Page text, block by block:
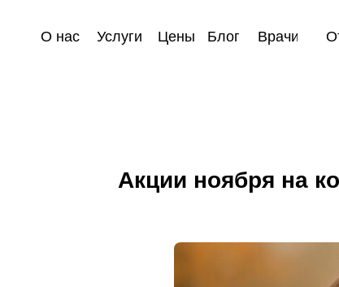
О нас Цены Блог
Услуги Врачи
Акции ноября на